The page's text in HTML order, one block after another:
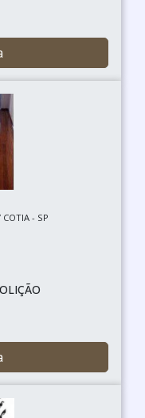
- SP